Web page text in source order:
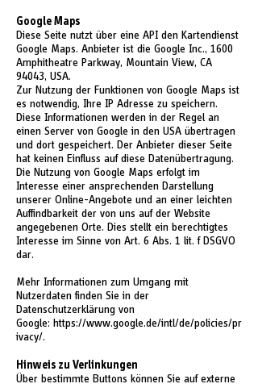
Google Maps
Diese Seite nutzt über eine API den Kartendienst
Google Maps. Anbieter ist die Google Inc., 1600
Amphitheatre Parkway, Mountain View, CA
94043, USA.
Zur Nutzung der Funktionen von Google Maps ist
es notwendig, Ihre IP Adresse zu speichern.
Diese Informationen werden in der Regel an
einen Server von Google in den USA übertragen
und dort gespeichert. Der Anbieter dieser Seite
hat keinen Einfluss auf diese Datenübertragung.
Die Nutzung von Google Maps erfolgt im
Interesse einer ansprechenden Darstellung
unserer Online-Angebote und an einer leichten
Auffindbarkeit der von uns auf der Website
angegebenen Orte. Dies stellt ein berechtigtes
Interesse im Sinne von Art. 6 Abs. 1 lit. f DSGVO
dar.
Mehr Informationen zum Umgang mit
Nutzerdaten finden Sie in der
Datenschutzerklärung von
Google: https://www.google.de/intl/de/policies/pr
ivacy/.
Hinweis zu Verlinkungen
Über bestimmte Buttons können Sie auf externe